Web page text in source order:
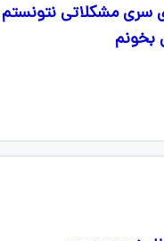
مشکلاتی
بخونم